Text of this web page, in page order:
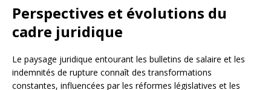
Perspectives et évolutions du
cadre juridique
Le paysage juridique entourant les bulletins de salaire et les
indemnités de rupture connaît des transformations
constantes, influencées par les réformes législatives et les